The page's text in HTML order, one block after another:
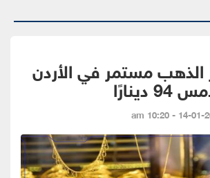
الذهب مستمر في الأردن